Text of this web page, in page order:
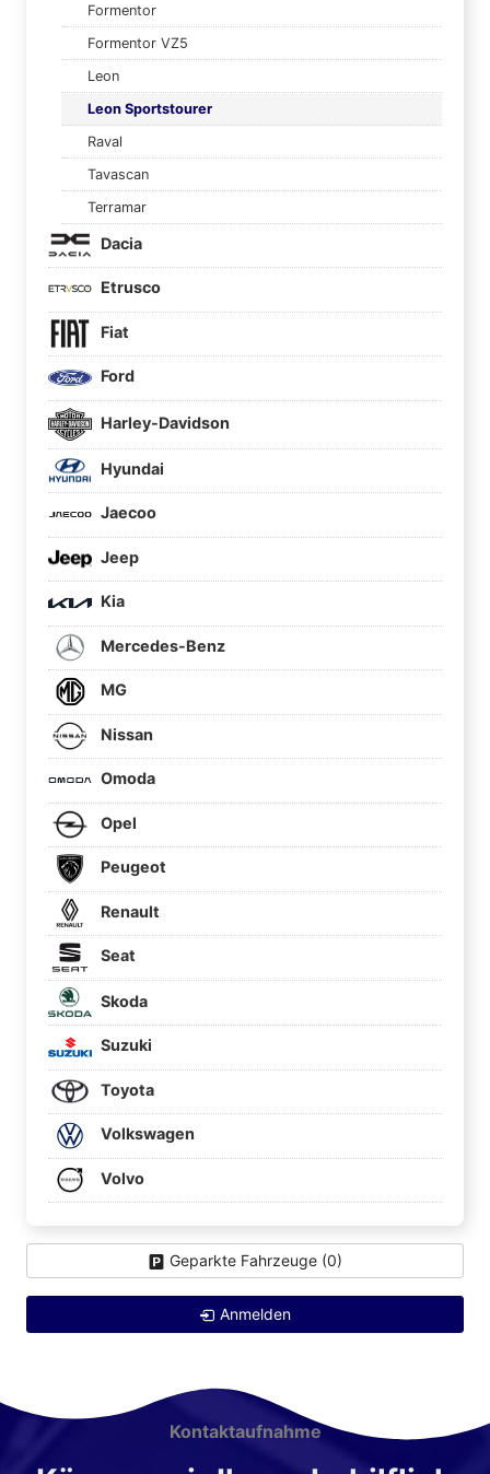
Formentor
Formentor VZ5
Leon
Leon Sportstourer
Raval
Tavascan
Terramar
Dacia
Etrusco
Fiat
Ford
Harley-Davidson
Hyundai
Jaecoo
Jeep
Kia
Mercedes-Benz
MG
Nissan
Omoda
Opel
Peugeot
Renault
Seat
Skoda
Suzuki
Toyota
Volkswagen
Volvo
Geparkte Fahrzeuge (0)
Anmelden
Kontaktaufnahme